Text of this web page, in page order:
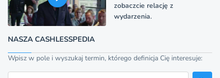
zobaczcie relację z
wydarzenia.
NASZA CASHLESSPEDIA
Wpisz w pole i wyszukaj termin, którego definicja Cię interesuje: